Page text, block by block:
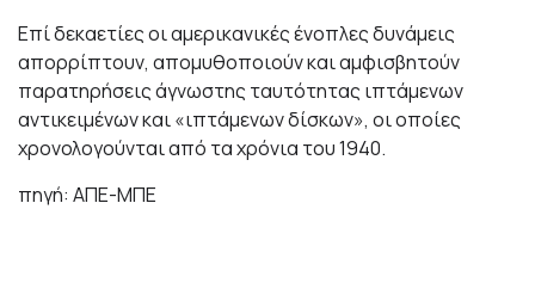
Επί δεκαετίες οι αμερικανικές ένοπλες δυνάμεις
απορρίπτουν, απομυθοποιούν και αμφισβητούν
παρατηρήσεις άγνωστης ταυτότητας ιπτάμενων
αντικειμένων και «ιπτάμενων δίσκων», οι οποίες
χρονολογούνται από τα χρόνια του 1940.
πηγή: ΑΠΕ-ΜΠΕ